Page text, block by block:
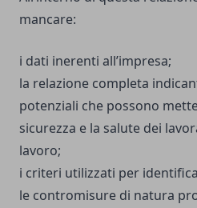
mancare:
i dati inerenti all’impresa;
la relazione completa
potenziali che possono
sicurezza e la salute dei
lavoro;
i criteri utilizzati per
le contromisure di natura